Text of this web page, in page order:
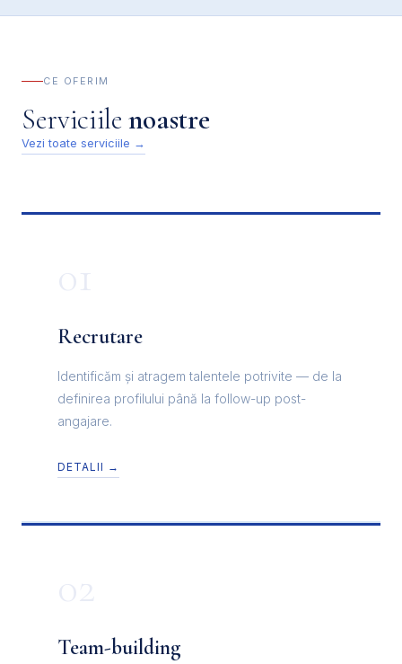
CE OFERIM
Serviciilenoastre
Vezi toate serviciile →
Recrutare
Identificăm și atragem talentele potrivite — de la
definirea profilului până la follow-up post-
angajare.
DETALII →
Team-building